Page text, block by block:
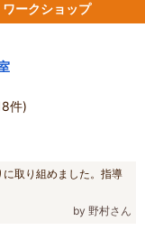
ークショップ
件)
取り組めました。指導
by 野村さん